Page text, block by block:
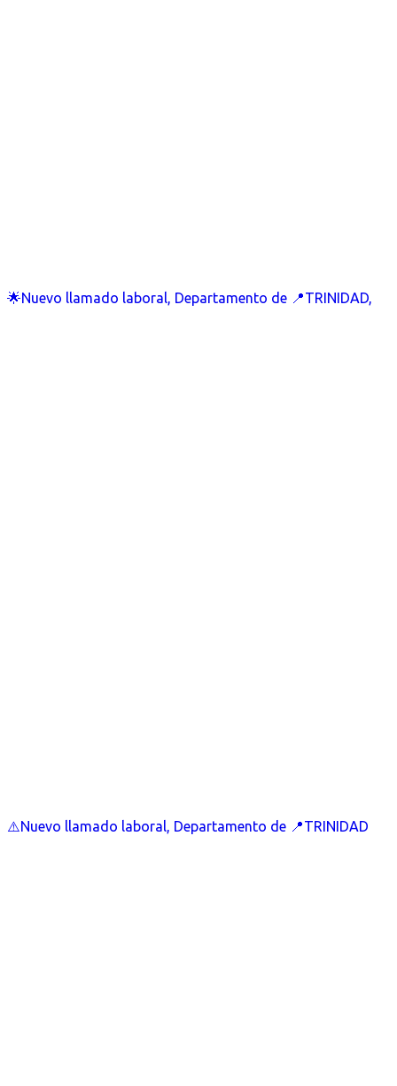
🌟Nuevo llamado laboral, Departamento de 📍TRINIDAD,
⚠️Nuevo llamado laboral, Departamento de 📍TRINIDAD